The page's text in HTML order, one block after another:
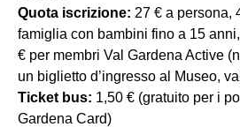
Quota iscrizione: 27 € a persona,
famiglia con bambini fino a 15
€ per membri Val Gardena Active
un biglietto d’ingresso al Museo,
Ticket bus: 1,50 € (gratuito per i
Gardena Card)